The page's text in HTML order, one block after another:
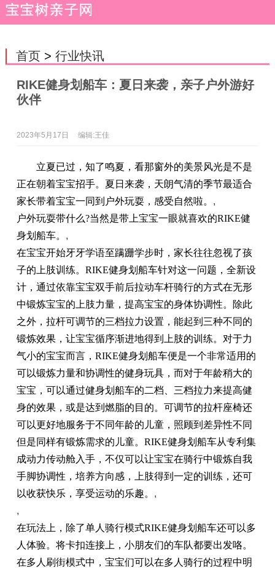
首页> 行业快讯
RIKE健身划船车：夏日来袭，亲子户外游好
伙伴
2023年5月17日 编辑:王佳
立夏已过，知了鸣夏，看那窗外的美景风光是不是
正在朝着宝宝招手。夏日来袭，天朗气清的季节最适合
家长带着宝宝一同到户外玩耍，感受自然啦。 ,
户外玩耍带什么?当然是带上宝宝一眼就喜欢的RIKE健
身划船车。 ,
在宝宝开始牙牙学语至蹒跚学步时，家长往往忽视了孩
子的上肢训练。RIKE健身划船车针对这一问题，全新设
计，通过依靠宝宝双手前后拉动车杆骑行的方式在无形
中锻炼宝宝的上肢力量，提高宝宝的身体协调性。除此
之外，拉杆可调节的三档拉力设置，能起到三种不同的
锻炼效果，让宝宝循序渐进地得到上肢的训练。对于力
气小的宝宝而言，RIKE健身划船车便是一个非常适用的
可以锻炼力量和协调性的健身玩具，而对于年龄稍大的
宝宝，可以通过健身划船车的二档、三档拉力来提高健
身的效果，或是达到燃脂的目的。可调节的拉杆座椅还
可以更好地服务于不同年龄的儿童，照顾到差异性不同
但是同样有锻炼需求的儿童。RIKE健身划船车从专利集
成动力传动舱入手，不仅可以让宝宝在骑行中锻炼自我
手脚协调性，培养方向感，上肢得到一定的训练，还可
以收获快乐，享受运动的乐趣。 ,
,
在玩法上，除了单人骑行模式RIKE健身划船车还可以多
人体验。将卡扣连接上，小朋友们的车队都要出发咯。
在多人刷街模式中，宝宝们可以在多人骑行的过程中明